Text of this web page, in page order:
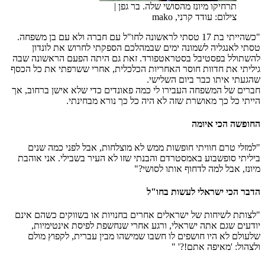
תרחיקו מיונז מהסושי שלה. בר גפן |
צילום: עודד קרני, mako
"כשהייתי בת 17 טסתי לראשונה לחו"ל עם חברה ולא עם בן משפחה.
טסתי לאנגליה לשמונה ימים שבמהלכם הספקתי לחרוש את לונדון
להשתולל בפסטיבל בסטראטפורד. זאת גם היתה הפעם הראשונה שבה
גיליתי את חדוות חוסר האחריות הכלכלית, אחרי ששרפתי את כל הכסף
שהגעתי איתו כבר ביום השלישי.
חברים של המשפחה העבירו לי כמה פאונדים כדי שלא אישן ברחוב, אך
הייתי כל כך מאושרת שזה לא היה כל כך נורא מבחינתי.
החופשה הכי איומה
"למזלי טרם חוויתי חופשות ממש לא מוצלחות, אבל לפני כמה שנים
ביליתי סופשבוע באמסטרדם והבנתי שזו לא העיר בשבילי. אני אוהבת
מיונז, אבל למה לדחוף אותו לסושי?"
הדבר הכי ישראלי לעשות בחו"ל
"לצותת לשיחות של ישראלים אחרים בחנויות או בשווקים כשהם אינם
יודעים שגם אתה ישראלי, ורגע אחרי שנחשפת לפיסת אינטימיות,
שלעולם לא היו חושפים לו חשבו שמישהו מבין עברית, לקפוץ מולם
ולצהול: 'מאיפה אתם!?' "